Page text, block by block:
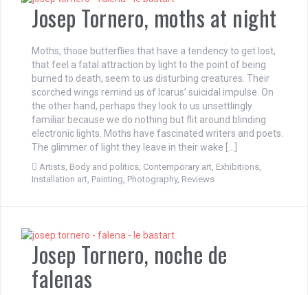
Josep Tornero, moths at night
Moths, those butterflies that have a tendency to get lost,
that feel a fatal attraction by light to the point of being
burned to death, seem to us disturbing creatures. Their
scorched wings remind us of Icarus’ suicidal impulse. On
the other hand, perhaps they look to us unsettlingly
familiar because we do nothing but flit around blinding
electronic lights. Moths have fascinated writers and poets.
The glimmer of light they leave in their wake […]
Artists Body and politics Contemporary art Exhibitions
Installation art Painting Photography, Reviews
Josep Tornero, noche de
falenas